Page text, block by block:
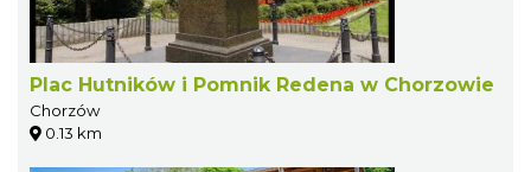
Plac Hutników i Pomnik Redena w Chorzowie
Chorzów
0.13 km